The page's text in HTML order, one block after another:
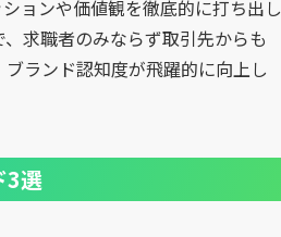
ョンや価値観を徹底的に打ち出し
求職者のみならず取引先からも
ランド認知度が飛躍的に向上し
3選